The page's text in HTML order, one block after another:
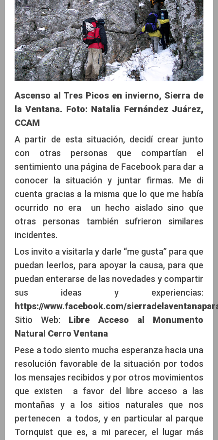
Ascenso al Tres Picos en invierno, Sierra de
la Ventana. Foto: Natalia Fernández Juárez,
CCAM
A partir de esta situación, decidí crear junto
con otras personas que compartían el
sentimiento una página de Facebook para dar a
conocer la situación y juntar firmas. Me di
cuenta gracias a la misma que lo que me había
ocurrido no era un hecho aislado sino que
otras personas también sufrieron similares
incidentes.
Los invito a visitarla y darle “me gusta” para que
puedan leerlos, para apoyar la causa, para que
puedan enterarse de las novedades y compartir
sus ideas y experiencias:
https://www.facebook.com/
Sitio Web: Libre Acceso al Monumento
Natural Cerro Ventana
Pese a todo siento mucha esperanza hacia una
resolución favorable de la situación por todos
los mensajes recibidos y por otros movimientos
que existen a favor del libre acceso a las
montañas y a los sitios naturales que nos
pertenecen a todos, y en particular al parque
Tornquist que es, a mi parecer, el lugar más